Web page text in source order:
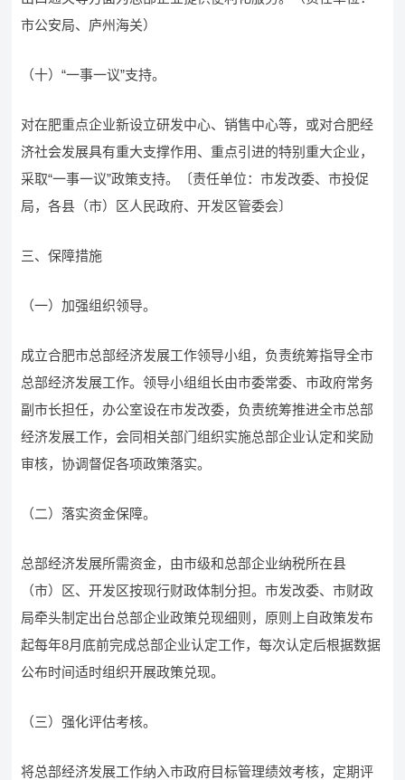
市公安局、庐州海关）
（十）“一事一议”支持。
对在肥重点企业新设立研发中心、销售中心等，或对合肥经
济社会发展具有重大支撑作用、重点引进的特别重大企业，
采取“一事一议”政策支持。〔责任单位：市发改委、市投促
局，各县（市）区人民政府、开发区管委会〕
三、保障措施
（一）加强组织领导。
成立合肥市总部经济发展工作领导小组，负责统筹指导全市
总部经济发展工作。领导小组组长由市委常委、市政府常务
副市长担任，办公室设在市发改委，负责统筹推进全市总部
经济发展工作，会同相关部门组织实施总部企业认定和奖励
审核，协调督促各项政策落实。
（二）落实资金保障。
总部经济发展所需资金，由市级和总部企业纳税所在县
（市）区、开发区按现行财政体制分担。市发改委、市财政
局牵头制定出台总部企业政策兑现细则，原则上自政策发布
起每年8月底前完成总部企业认定工作，每次认定后根据数据
公布时间适时组织开展政策兑现。
（三）强化评估考核。
将总部经济发展工作纳入市政府目标管理绩效考核，定期评